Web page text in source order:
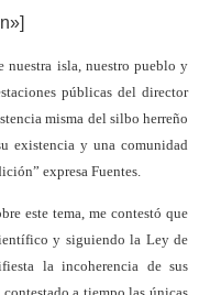
nuestra isla, nuestro pueblo y
públicas del director
misma del silbo herreño
existencia y una comunidad
expresa Fuentes.
este tema, me contestó que
y siguiendo la Ley de
la incoherencia de sus